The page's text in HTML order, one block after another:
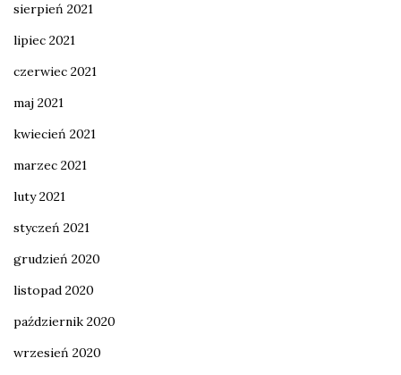
sierpień 2021
lipiec 2021
czerwiec 2021
maj 2021
kwiecień 2021
marzec 2021
luty 2021
styczeń 2021
grudzień 2020
listopad 2020
październik 2020
wrzesień 2020